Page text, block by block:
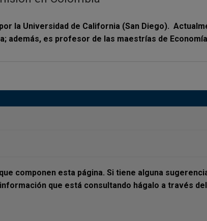
la Universidad de California (San Diego).
además, es profesor de las maestrías de
componen esta página. Si tiene alguna
que está consultando hágalo a través del